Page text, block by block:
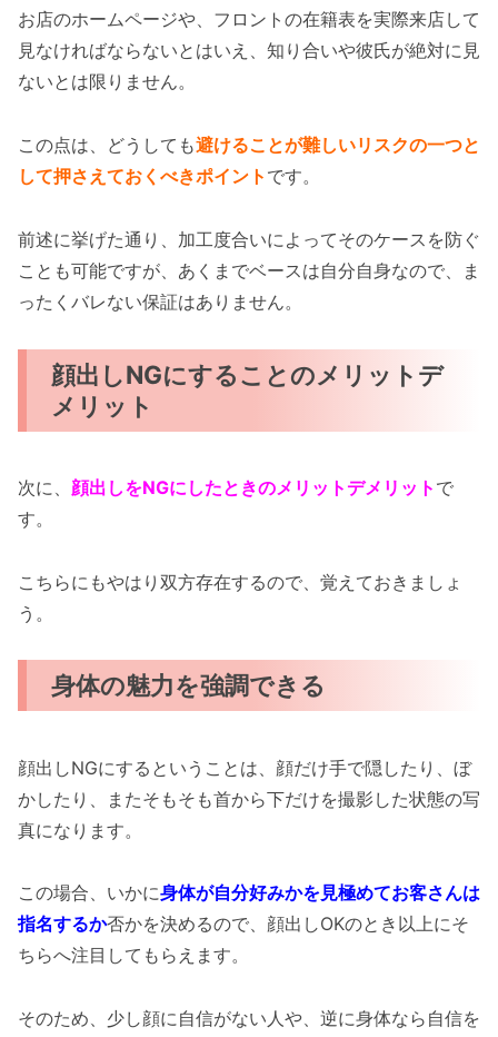
お店のホームページや、フロントの在籍表を実際来店して
見なければならないとはいえ、知り合いや彼氏が絶対に見
ないとは限りません。
この点は、どうしても避けることが難しいリスクの一つと
して押さえておくべきポイント です。
前述に挙げた通り、加工度合いによってそのケースを防ぐ
ことも可能ですが、あくまでベースは自分自身なので、ま
ったくバレない保証はありません。
顔出しNGにすることのメリットデ
メリット
次に、 顔出しをNGにしたときのメリットデメリット で
す。
こちらにもやはり双方存在するので、覚えておきましょ
う。
身体の魅力を強調できる
顔出しNGにするということは、顔だけ手で隠したり、ぼ
かしたり、またそもそも首から下だけを撮影した状態の写
真になります。
この場合、いかに身体が自分好みかを見極めてお客さんは
指名するか否かを決めるので、顔出しOKのとき以上にそ
ちらへ注目してもらえます。
そのため、少し顔に自信がない人や、逆に身体なら自信を